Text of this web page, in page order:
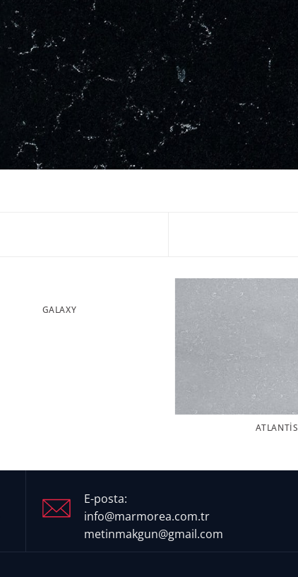
GALAXY
ATLANTIS
E-posta:
info@marmorea.com.tr
metinmakgun@gmail.com